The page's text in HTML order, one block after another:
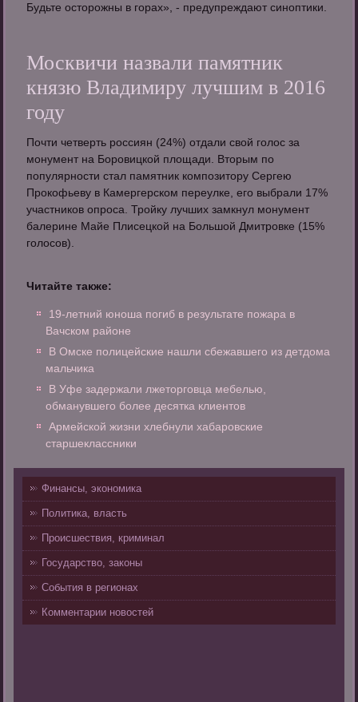
Будьте осторожны в горах», - предупреждают синоптики.
Москвичи назвали памятник
князю Владимиру лучшим в 2016
году
Почти четверть россиян (24%) отдали свой голос за
монумент на Боровицкой площади. Вторым по
популярности стал памятник композитору Сергею
Прокофьеву в Камергерском переулке, его выбрали 17%
участников опроса. Тройку лучших замкнул монумент
балерине Майе Плисецкой на Большой Дмитровке (15%
голосов).
Читайте также:
19-летний юноша погиб в результате пожара в
Вачском районе
В Омске полицейские нашли сбежавшего из детдома
мальчика
В Уфе задержали лжеторговца мебелью,
обманувшего более десятка клиентов
Армейской жизни хлебнули хабаровские
старшеклассники
Финансы, экономика
Политика, власть
Происшествия, криминал
Государство, законы
События в регионах
Комментарии новостей